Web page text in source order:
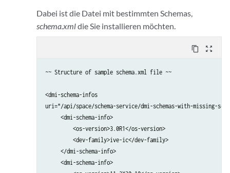
Dabei ist die Datei mit bestimmten Schemas,
schema.xmldie Sie installieren möchten.
content_copy zoom_out_map
~~ Structure of sample schema.xml file ~~
<dmi-schema-infos
uri="/api/space/schema-service/dmi-schemas-with-missing-
     <dmi-schema-info>
         <os-version>3.0R1</os-version>
         <dev-family>ive-ic</dev-family>
     </dmi-schema-info>
     <dmi-schema-info>